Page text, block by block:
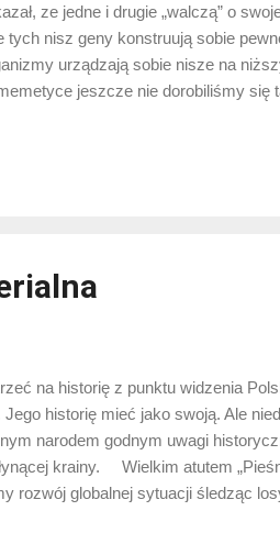
ze jedne i drugie „walczą” o
nisz geny konstruują sobie
urządzają sobie nisze na
jeszcze nie dorobiliśmy się
druku rozwiała
na historię z punktu widzenia
historię mieć jako swoją. Ale
narodem godnym uwagi
krainy. Wielkim atutem
rozwój globalnej sytuacji śledząc